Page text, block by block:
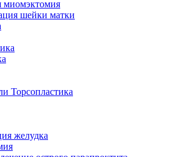
миомэктомия
шейки матки
Торсопластика
желудка